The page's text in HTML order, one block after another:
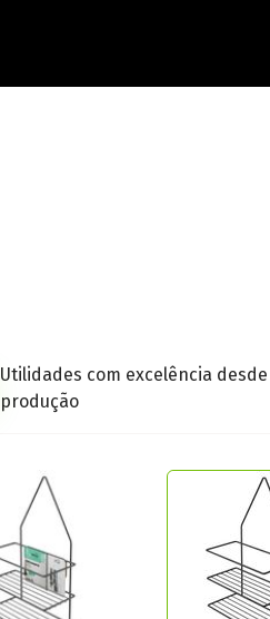
Utilidades com excelência desde
produção